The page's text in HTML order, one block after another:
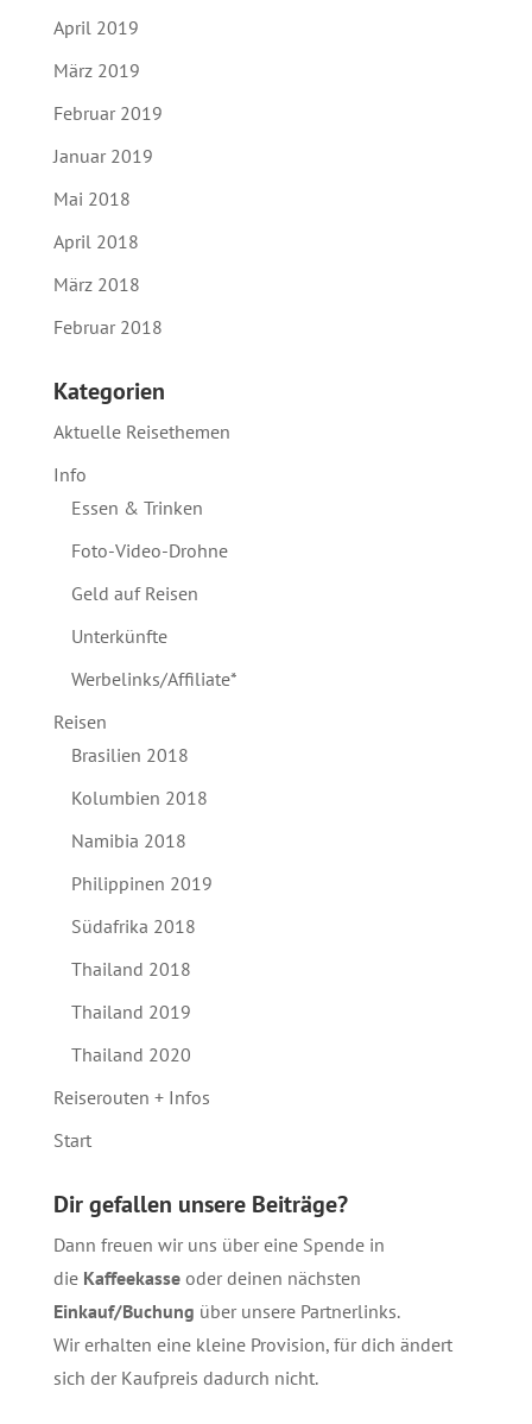
April 2019
März 2019
Februar 2019
Januar 2019
Mai 2018
April 2018
März 2018
Februar 2018
Kategorien
Aktuelle Reisethemen
Info
Essen & Trinken
Foto-Video-Drohne
Geld auf Reisen
Unterkünfte
Werbelinks/Affiliate*
Reisen
Brasilien 2018
Kolumbien 2018
Namibia 2018
Philippinen 2019
Südafrika 2018
Thailand 2018
Thailand 2019
Thailand 2020
Reiserouten + Infos
Start
Dir gefallen unsere Beiträge?
Dann freuen wir uns über eine Spende in
die Kaffeekasseoder deinen nächsten
Einkauf/Buchung über unsere Partnerlinks.
Wir erhalten eine kleine Provision, für dich ändert
sich der Kaufpreis dadurch nicht.